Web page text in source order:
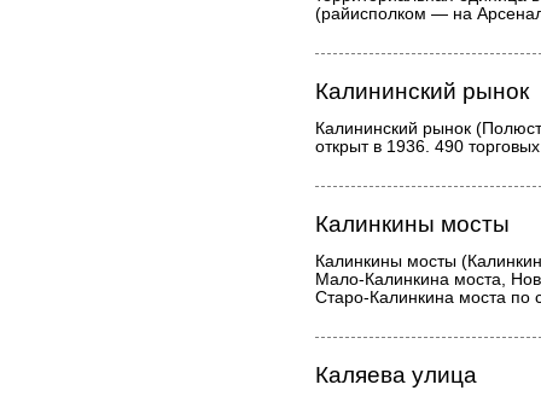
(райисполком — на
Калининский рынок
Калининский рынок
открыт в 1936. 490
Калинкины мосты
Калинкины мосты
Мало-Калинкина моста,
Старо-Калинкина моста по
Каляева улица